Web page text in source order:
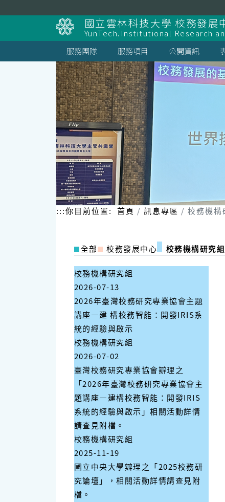
到
主
要
內
容
區
塊
國立雲林科技大學 校務發展
YunTech.Institutional Research
服務團隊
服務項目 公開資訊
:::你目前位置: 首頁 訊息專區 校務機構
全部 校務發展中心 校務機構研究組
校務機構研究組
2026-07-13
2026年臺灣校務研究專業協會主題
講座—建 構校務智能：開發IRIS系
統的經驗與啟示
校務機構研究組
2026-07-02
臺灣校務研究專業協會辧理之
「2026年臺灣校務研究專業協會主
題講座—建構校務智能：開發IRIS
系統的經驗與啟示」相關活動詳情
請查見附檔。
校務機構研究組
2025-11-19
國立中央大學辧理之「2025校務研
究論壇」，相關活動詳情請查見附
檔。